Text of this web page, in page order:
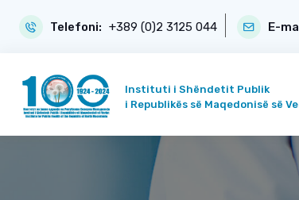
Telefoni: +389 (0)2 3125 044 E-
Instituti i Shëndetit Publik
i Republikës së Maqedonisë së